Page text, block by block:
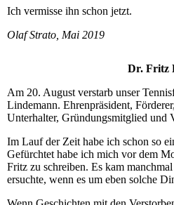
Ich vermisse ihn schon jetzt.
Olaf Strato, Mai 2019
Dr. Fritz
Am 20. August verstarb unser
Lindemann. Ehrenpräsident,
Unterhalter, Gründungsmitglied und
Im Lauf der Zeit habe ich schon so
Gefürchtet habe ich mich vor dem
Fritz zu schreiben. Es kam
ersuchte, wenn es um eben solche